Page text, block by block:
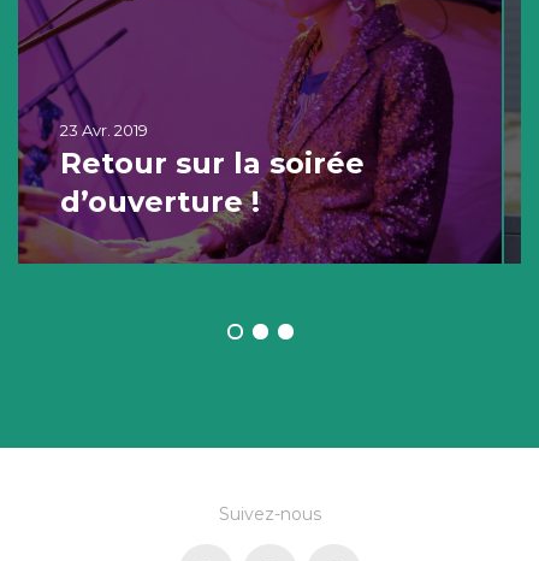
23 Avr. 2019
Retour sur la soirée
d’ouverture !
Suivez-nous